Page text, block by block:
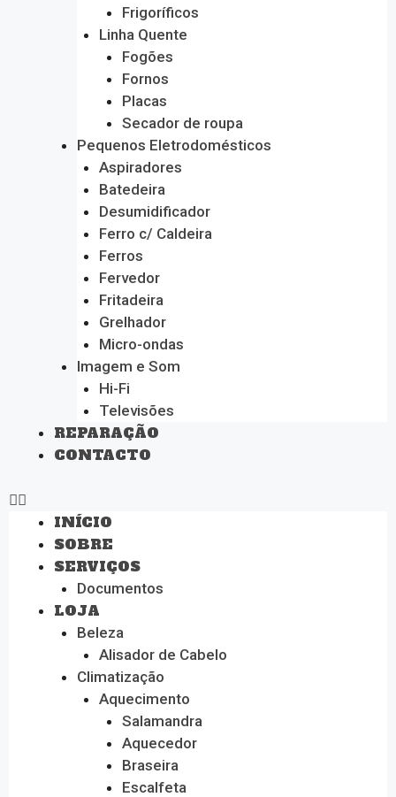
Frigoríficos
Linha Quente
Fogões
Fornos
Placas
Secador de roupa
Pequenos Eletrodomésticos
Aspiradores
Batedeira
Desumidificador
Ferro c/ Caldeira
Ferros
Fervedor
Fritadeira
Grelhador
Micro-ondas
Imagem e Som
Hi-Fi
Televisões
REPARAÇÃO
CONTACTO
INÍCIO
SOBRE
SERVIÇOS
Documentos
LOJA
Beleza
Alisador de Cabelo
Climatização
Aquecimento
Salamandra
Aquecedor
Braseira
Escalfeta